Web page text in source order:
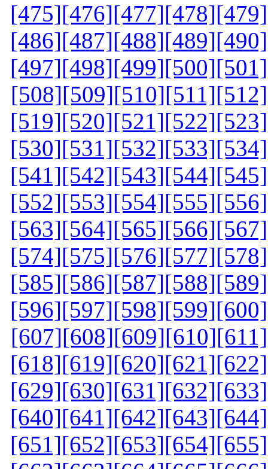
[475][476][477][478][479]
[486][487][488][489][490]
[497][498][499][500][501]
[508][509][510][511][512]
[519][520][521][522][523]
[530][531][532][533][534]
[541][542][543][544][545]
[552][553][554][555][556]
[563][564][565][566][567]
[574][575][576][577][578]
[585][586][587][588][589]
[596][597][598][599][600]
[607][608][609][610][611]
[618][619][620][621][622]
[629][630][631][632][633]
[640][641][642][643][644]
[651][652][653][654][655]